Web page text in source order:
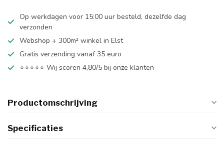
Op werkdagen voor 15:00 uur besteld, dezelfde dag
verzonden
Webshop + 300m² winkel in Elst
Gratis verzending vanaf 35 euro
⭐⭐⭐⭐⭐ Wij scoren 4,80/5 bij onze klanten
Productomschrijving
Specificaties